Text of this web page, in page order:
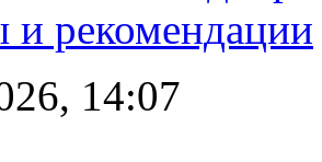
и рекомендации
14:07